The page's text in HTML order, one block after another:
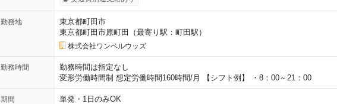
勤務地
東京都町田市
東京都町田市原町田（最寄り駅：町田駅）
株式会社ワンベルウッズ
勤務時間
勤務時間は指定なし
変形労働時間制 想定労働時間160時間/月 【シフト例】 ・8：00～21：00
期間 単発・1日のみOK